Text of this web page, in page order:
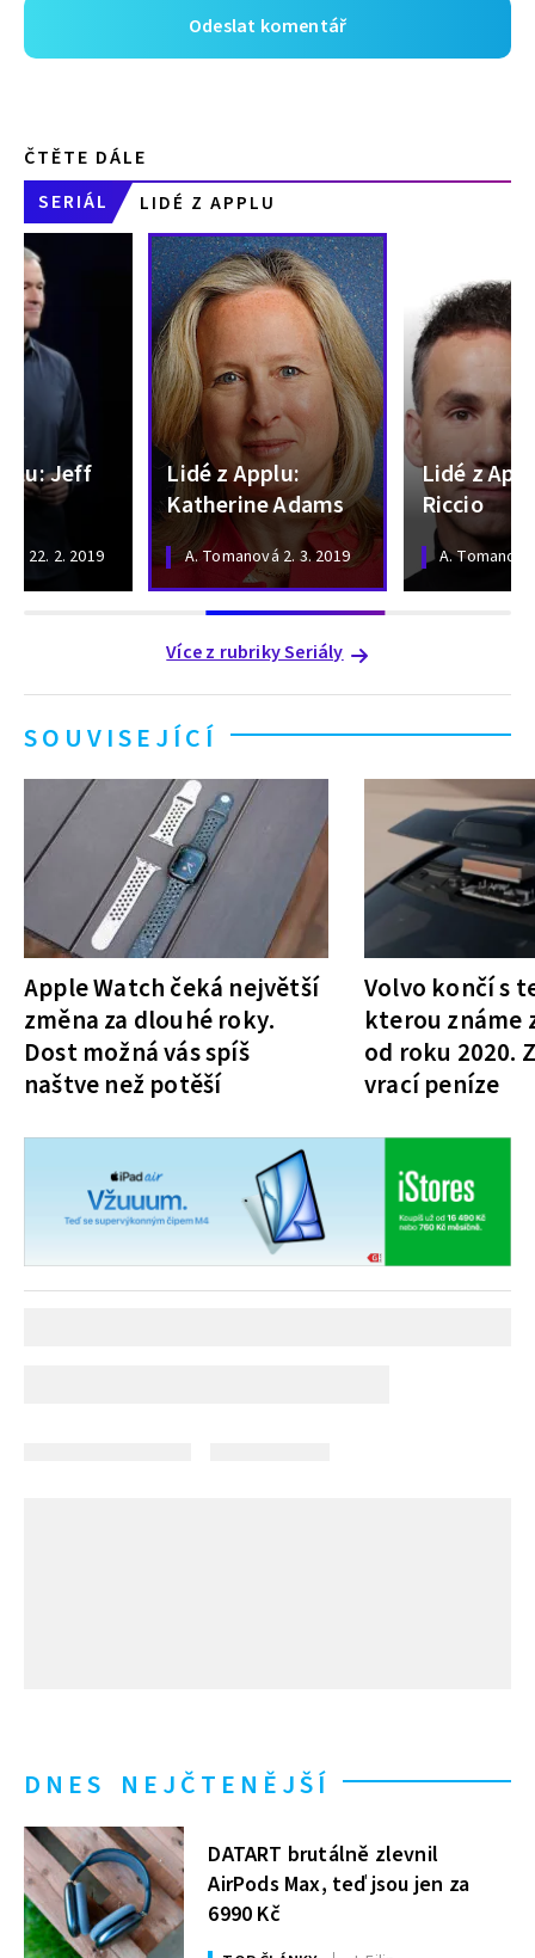
ČTĚTE DÁLE
SERIÁL
LIDÉ Z APPLU
Jeff
22. 2. 2019
Lidé z Applu:
Katherine Adams
A. Tomanová 2. 3. 2019
Lidé z
Riccio
A. Tomanová
Více z rubriky Seriály
SOUVISEJÍCÍ
Apple Watch čeká největší
změna za dlouhé roky.
Dost možná vás spíš
naštve než potěší
Volvo končí s
kterou známe
od roku 2020.
vrací peníze
DNES NEJČTENĚJŠÍ
DATART brutálně zlevnil
AirPods Max, teď jsou jen za
6990 Kč